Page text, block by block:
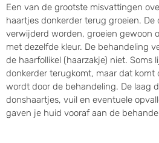
Een van de grootste misvattingen
haartjes donkerder terug groeien. De
verwijderd worden, groeien gewoon
met dezelfde kleur. De behandeling
de haarfollikel (haarzakje) niet. Soms
donkerder terugkomt, maar dat
wordt door de behandeling. De laag
donshaartjes, vuil en eventuele
gaven je huid vooraf aan de